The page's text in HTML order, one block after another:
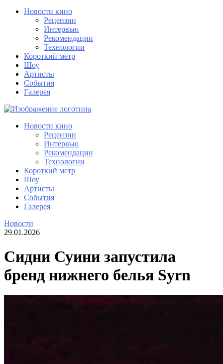
Новости кино
Рецензии
Интервью
Рекомендации
Технологии
Короткий метр
Шоу
Артисты
События
Галерея
Новости кино
Рецензии
Интервью
Рекомендации
Технологии
Короткий метр
Шоу
Артисты
События
Галерея
Новости
29.01.2026
Сидни Суини запустила
бренд нижнего белья Syrn